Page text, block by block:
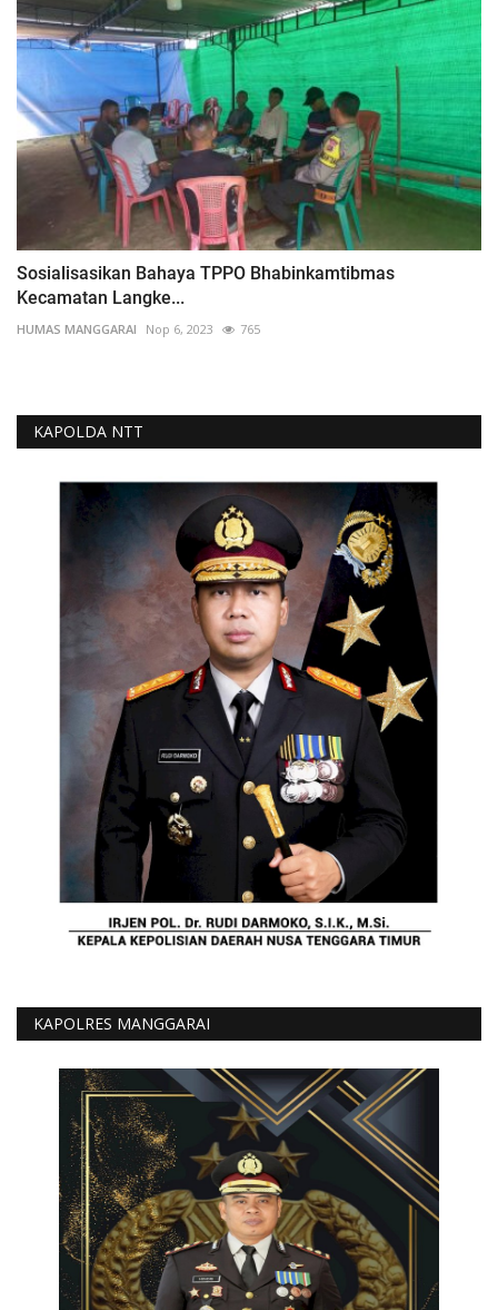
Sosialisasikan Bahaya TPPO Bhabinkamtibmas
Kecamatan Langke...
HUMAS MANGGARAI Nop 6, 2023 765
KAPOLDA NTT
KAPOLRES MANGGARAI